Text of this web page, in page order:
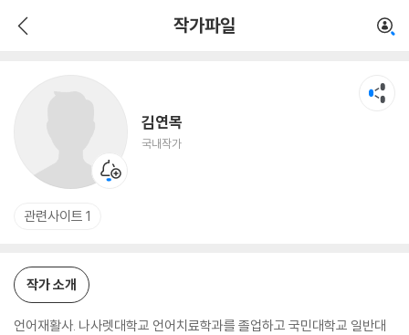
작가파일
김연목
국내작가
관련사이트 1
작가 소개
언어재활사. 나사렛대학교 언어치료학과를 졸업하고 국민대학교 일반대